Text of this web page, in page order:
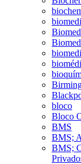
bloco
Bloco
BMS
BMS;
BMS;